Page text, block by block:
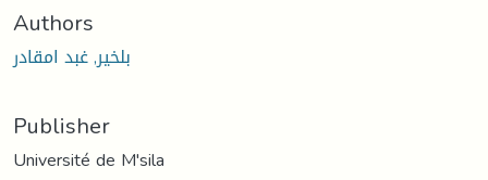
Authors
بلخير, غبد امقادر
Publisher
Université de M'sila